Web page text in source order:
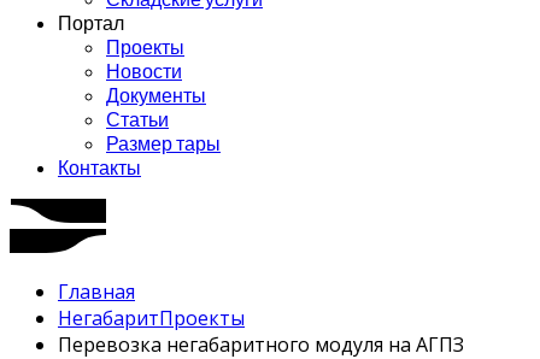
Портал
Проекты
Новости
Документы
Статьи
Размер тары
Контакты
Главная
НегабаритПроекты
Перевозка негабаритного модуля на АГПЗ